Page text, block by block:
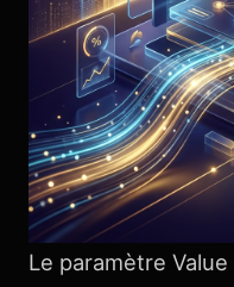
Le paramètre